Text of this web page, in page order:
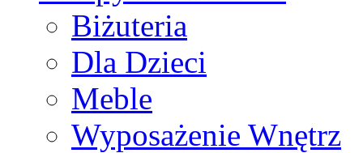
Biżuteria
Dla Dzieci
Meble
Wyposażenie Wnętrz